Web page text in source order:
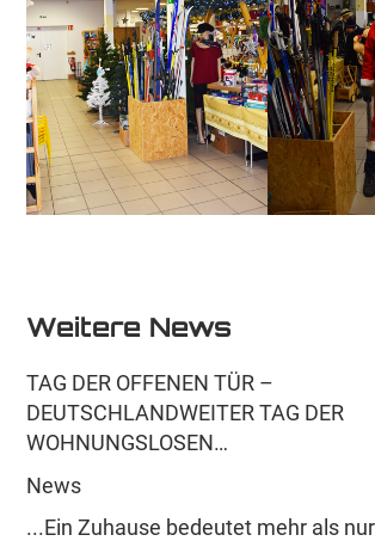
Weitere News
TAG DER OFFENEN TÜR –
DEUTSCHLANDWEITER TAG DER
WOHNUNGSLOSEN…
News
...Ein Zuhause bedeutet mehr als